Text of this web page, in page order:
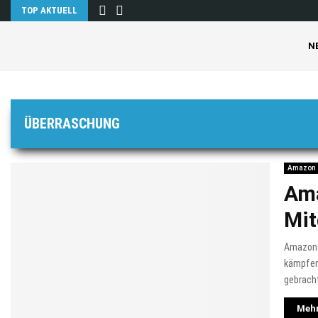
TOP AKTUELL
ÜBERRASCHUNG
Amazon